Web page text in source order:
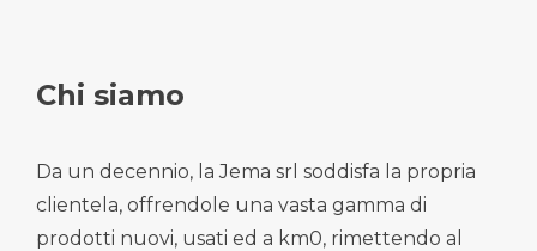
Chi siamo
Da un decennio, la Jema srl soddisfa la propria
clientela, offrendole una vasta gamma di
prodotti nuovi, usati ed a km0, rimettendo al